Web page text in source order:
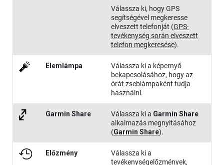
Válassza ki, hogy GPS
segítségével megkeresse
elveszett telefonját (GPS-
tevékenység során elveszett
telefon megkeresése).
Elemlámpa
Válassza ki a képernyő
bekapcsolásához, hogy az
órát zseblámpaként tudja
használni.
Garmin Share Válassza ki a Garmin Share
alkalmazás megnyitásához
(Garmin Share).
Előzmény
Válassza ki a
tevékenységelőzmények,